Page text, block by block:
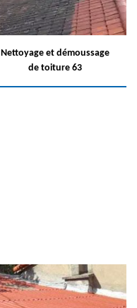
Nettoyage et démoussage
de toiture 63